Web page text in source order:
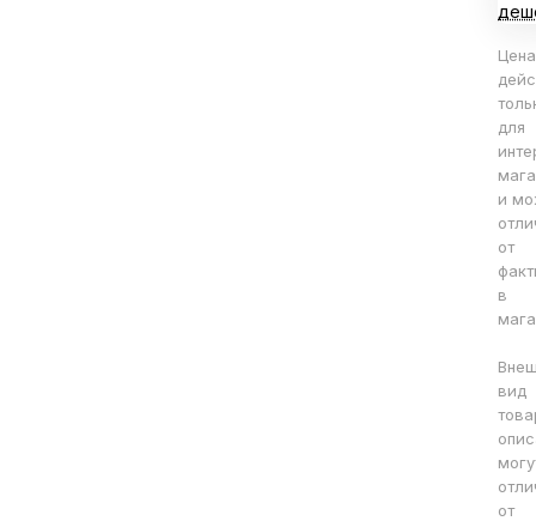
Цена
для
и
от
в
вид
от